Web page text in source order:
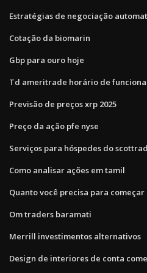
Estratégias de negociação
Cotação da biomarin
Gbp para ouro hoje
Td ameritrade horário de
Previsão de preços xrp 2025
Preço da ação pfe nyse
Serviços para hóspedes do
Como analisar ações em tamil
Quanto você precisa para
Om traders baramati
Merrill investimentos alternativos
Design de interiores de conta